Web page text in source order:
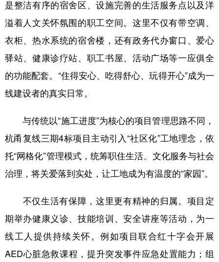
彩票 娱乐 时尚
公益 一带一路 亚太网 上市公司
文化产业
北京 天津 河北 山西
辽宁 吉林 上海 江苏
浙江 安徽 福建 江西
山东 河南 湖北 湖南
广东 广西 海南 重庆
四川 贵州 云南 西藏
陕西 甘肃 青海 宁夏
是整洁有序的宿舍区、设施完善的生活服务点以及洋
溢着人文关怀氛围的职工空间。这里不仅有带空调、
衣柜、热水系统的宿舍楼，还有政务代办窗口、爱心
驿站、健康诊疗站、职工书屋、活动广场等一应俱全
的功能配套。“住得安心、吃得舒心、玩得开心”成为一
线建设者的真实日常。
与传统以“施工进度”为核心的项目管理思路不同，
杭甬复线三期4标项目主动引入“社区化”工地理念，依
托“网格化”管理模式，统筹职住生活、文化服务与社会
治理，将关爱落到实处，让工地成为有温度的“家园”。
不仅生活有保障，这里更有精神的归属。项目定
期举办健康义诊、技能培训、安全讲座等活动，为一
线工人提供持续关怀。例如项目联合红十字会开展
AED心脏急救课程，提升突发事件应急处置能力；组